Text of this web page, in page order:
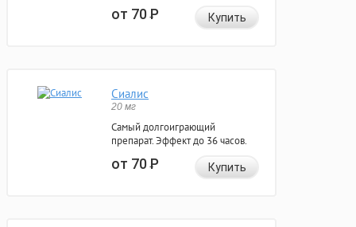
от 70Р Купить
Сиалис
20 мг
Самый долгоиграющий
препарат. Эффект до 36 часов.
от 70Р Купить